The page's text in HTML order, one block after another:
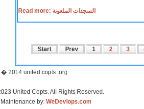
Read more: السجدات الملعونة
Start Prev 1 2 3
� 2014 united copts .org
United Copts. All Rights Reserved.
by: WeDevlops.com